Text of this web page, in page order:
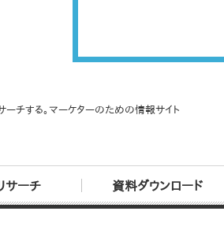
ーチする。マーケターのための情報サイト
サーチ 資料ダウンロード